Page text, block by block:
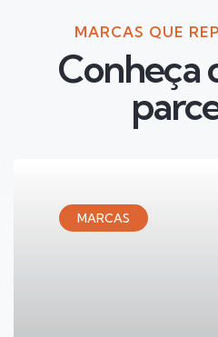
MARCAS QUE
Conheça
MARCAS